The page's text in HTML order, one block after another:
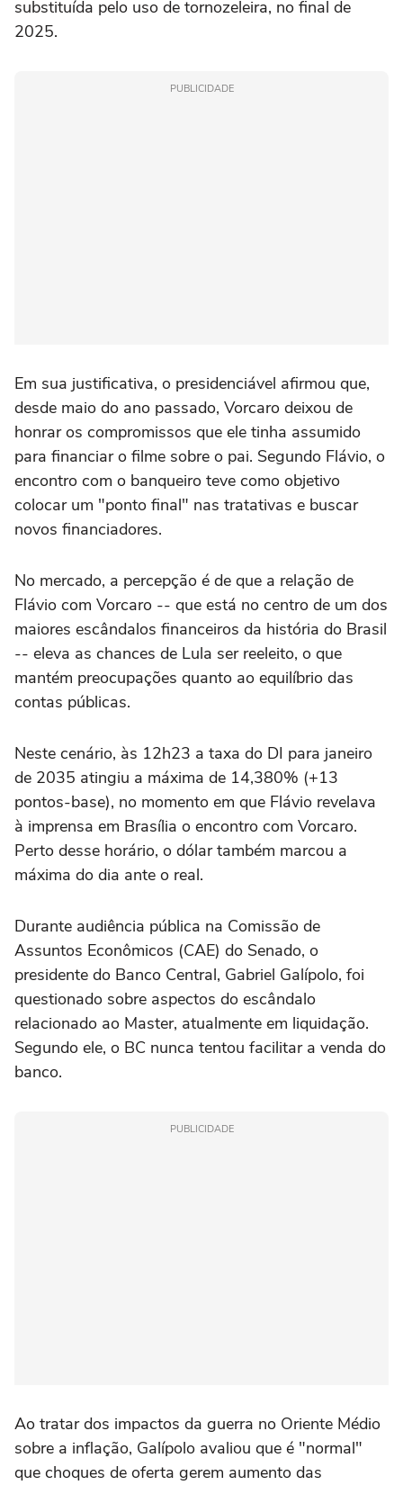
substituída pelo uso de tornozeleira, no final de
2025.
PUBLICIDADE
Em sua justificativa, o presidenciável afirmou que,
desde maio do ano passado, Vorcaro deixou de
honrar ‌os compromissos que ele tinha assumido
para financiar o filme sobre o pai. Segundo Flávio, o
encontro com o banqueiro teve como objetivo
colocar um "ponto final" nas tratativas e buscar
novos financiadores.
No mercado, a percepção é de que a ⁠relação de
Flávio com Vorcaro -- que está no centro de um dos
maiores escândalos financeiros da história do Brasil
-- eleva as chances de Lula ser reeleito, o que
mantém preocupações quanto ao equilíbrio das
contas públicas.
Neste cenário, às 12h23 a taxa do DI para janeiro
de 2035 atingiu a máxima de 14,380% (+13
pontos-base), no momento em que Flávio revelava
à imprensa em Brasília o encontro com Vorcaro.
Perto desse horário, o dólar também marcou a
máxima do dia ante o real.
Durante audiência pública na Comissão de
Assuntos Econômicos (CAE) do Senado, o
presidente do Banco Central, Gabriel Galípolo, foi
questionado sobre aspectos do escândalo
relacionado ao Master, atualmente em liquidação.
Segundo ele, o BC nunca tentou facilitar a venda do
banco.
PUBLICIDADE
Ao tratar dos impactos da guerra no Oriente Médio
sobre a inflação, Galípolo avaliou que é "normal"
que choques de oferta gerem aumento das